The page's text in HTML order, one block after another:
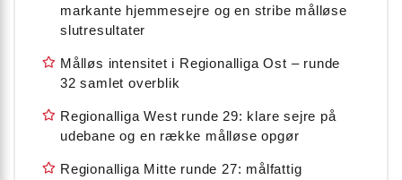
markante hjemmesejre og en stribe målløse
slutresultater
Målløs intensitet i Regionalliga Ost – runde
32 samlet overblik
Regionalliga West runde 29: klare sejre på
udebane og en række målløse opgør
Regionalliga Mitte runde 27: målfattig